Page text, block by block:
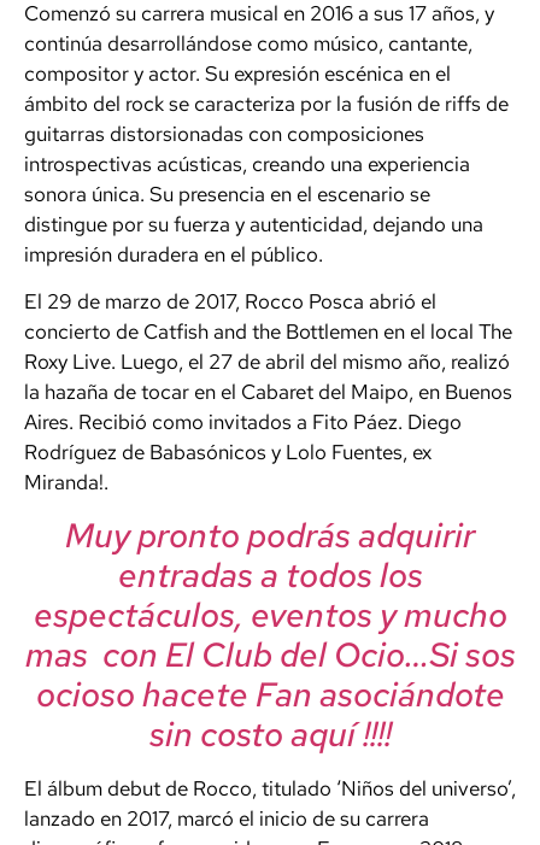
Comenzó su carrera musical en 2016 a sus 17 años, y
continúa desarrollándose como músico, cantante,
compositor y actor. Su expresión escénica en el
ámbito del rock se caracteriza por la fusión de riffs de
guitarras distorsionadas con composiciones
introspectivas acústicas, creando una experiencia
sonora única. Su presencia en el escenario se
distingue por su fuerza y autenticidad, dejando una
impresión duradera en el público.
El 29 de marzo de 2017, Rocco Posca abrió el
concierto de Catfish and the Bottlemen en el local The
Roxy Live. Luego, el 27 de abril del mismo año, realizó
la hazaña de tocar en el Cabaret del Maipo, en Buenos
Aires. Recibió como invitados a Fito Páez. Diego
Rodríguez de Babasónicos y Lolo Fuentes, ex
Miranda!.
Muy pronto podrás adquirir
entradas a todos los
espectáculos, eventos y mucho
mas con El Club del Ocio…Si sos
ocioso hacete Fan asociándote
sin costo aquí !!!!
El álbum debut de Rocco, titulado ‘Niños del universo’,
lanzado en 2017, marcó el inicio de su carrera